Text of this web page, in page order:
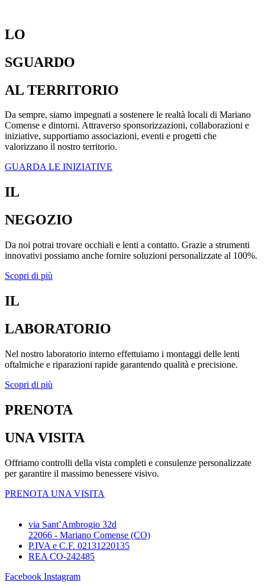
LO
SGUARDO
AL TERRITORIO
Da sempre, siamo impegnati a sostenere le realtà locali di Mariano
Comense e dintorni. Attraverso sponsorizzazioni, collaborazioni e
iniziative, supportiamo associazioni, eventi e progetti che
valorizzano il nostro territorio.
GUARDA LE INIZIATIVE
IL
NEGOZIO
Da noi potrai trovare occhiali e lenti a contatto. Grazie a strumenti
innovativi possiamo anche fornire soluzioni personalizzate al 100%.
Scopri di più
IL
LABORATORIO
Nel nostro laboratorio interno effettuiamo i montaggi delle lenti
oftalmiche e riparazioni rapide garantendo qualità e precisione.
Scopri di più
PRENOTA
UNA VISITA
Offriamo controlli della vista completi e consulenze personalizzate
per garantire il massimo benessere visivo.
PRENOTA UNA VISITA
via Sant’Ambrogio 32d
22066 - Mariano Comense (CO)
P.IVA e C.F. 02131220135
REA CO-242485
Facebook Instagram